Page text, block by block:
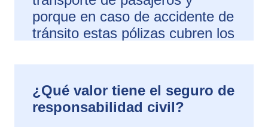
porque en caso de accidente de
tránsito estas pólizas cubren los
¿Qué valor tiene el seguro de
responsabilidad civil?